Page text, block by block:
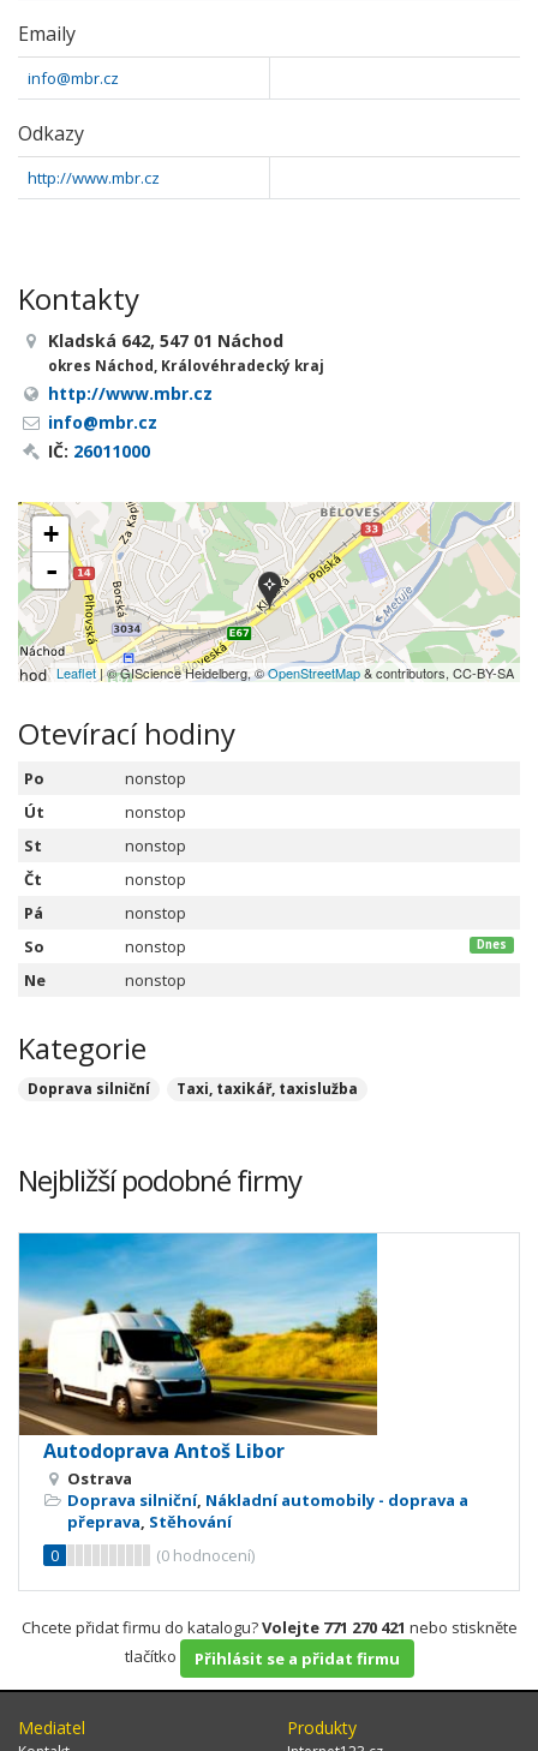
Emaily
info@mbr.cz
Odkazy
http://www.mbr.cz
Kontakty
Kladská 642, 547 01 Náchod
okres Náchod, Královéhradecký kraj
http://www.mbr.cz
info@mbr.cz
IČ: 26011000
+
-
Leaflet| © GIScience Heidelberg, ©OpenStreetMap& contributors, CC-BY-SA
Otevírací hodiny
Po
nonstop
Út
nonstop
St
nonstop
Čt
nonstop
Pá
nonstop
So
nonstop Dnes
Ne nonstop
Kategorie
Doprava silniční Taxi, taxikář, taxislužba
Nejbližší podobné firmy
Autodoprava Antoš Libor
Ostrava
Doprava silniční, Nákladní automobily - doprava a
přeprava, Stěhování
0
(0 hodnocení)
Chcete přidat firmu do katalogu?Volejte 771 270 421 nebo stiskněte
tlačítko
Přihlásit se a přidat firmu
Mediatel Produkty